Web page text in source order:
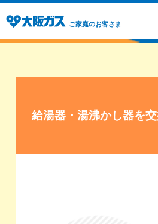
ご家庭のお客さま
給湯器・湯沸かし器を